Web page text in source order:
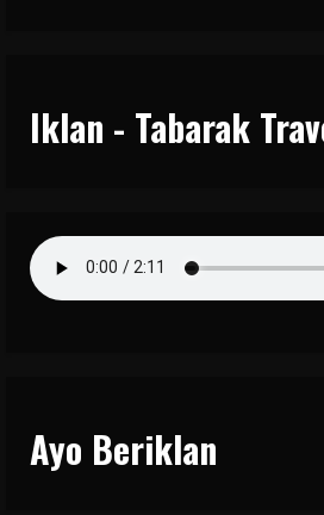
Iklan - Tabarak
Ayo Beriklan